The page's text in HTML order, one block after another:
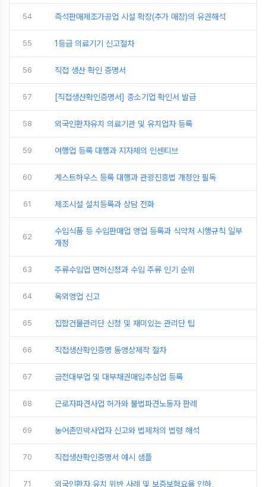
54 즉석판매제조가공업 시설 확장(추가 매장)의 유권해석
55 1등급 의료기기 신고절차
56 직접 생산 확인 증명서
57 [직접생산확인증명서] 중소기업 확인서 발급
58 외국인환자유치 의료기관 및 유치업자 등록
59 여행업 등록 대행과 지자체의 인센티브
60 게스트하우스 등록 대행과 관광진흥법 개정안 필독
61 제조시설 설치등록과 상담 전화
62
수입식품 등 수입판매업 영업 등록과 식약처 시행규칙 일부
개정
63 주류수입업 면허신청과 수입 주류 인기 순위
64 옥외영업 신고
65 집합건물관리단 신청 및 재미있는 관리단 팁
66 직접생산확인증명 동영상제작 절차
67 금전대부업 및 대부채권매입추심업 등록
68 근로자파견사업 허가와 불법파견노동자 판례
69 농어촌민박사업자 신고와 법제처의 법령 해석
70 직접생산확인증명서 예시 샘플
71 외국인환자 유치 위반 사례 및 보증보험요율 인하